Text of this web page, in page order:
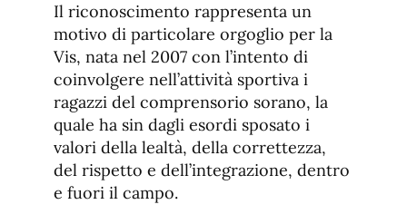
Il riconoscimento rappresenta un
motivo di particolare orgoglio per la
Vis, nata nel 2007 con l’intento di
coinvolgere nell’attività sportiva i
ragazzi del comprensorio sorano, la
quale ha sin dagli esordi sposato i
valori della lealtà, della correttezza,
del rispetto e dell’integrazione, dentro
e fuori il campo.